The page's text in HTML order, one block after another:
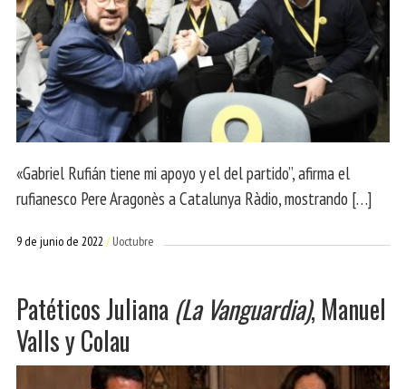
«Gabriel Rufián tiene mi apoyo y el del partido”, afirma el
rufianesco Pere Aragonès a Catalunya Ràdio, mostrando […]
9 de junio de 2022 Uoctubre
Patéticos Juliana (La Vanguardia), Manuel
Valls y Colau